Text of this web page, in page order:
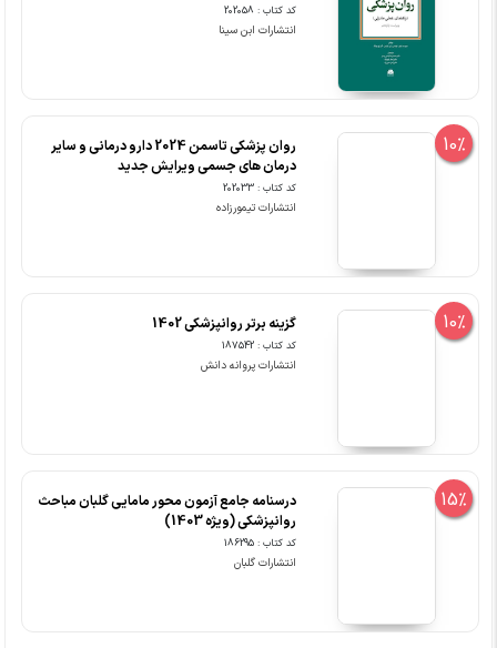
کد کتاب : 202058
انتشارات ابن سینا
10%
روان پزشکی تاسمن 2024 دارو درمانی و سایر
درمان های جسمی ویرایش جدید
کد کتاب : 202033
انتشارات تیمورزاده
10% گزینه برتر روانپزشکی 1402
کد کتاب : 187542
انتشارات پروانه دانش
15%
درسنامه جامع آزمون محور مامایی گلبان مباحث
روانپزشکی (ویژه 1403)
کد کتاب : 186295
انتشارات گلبان